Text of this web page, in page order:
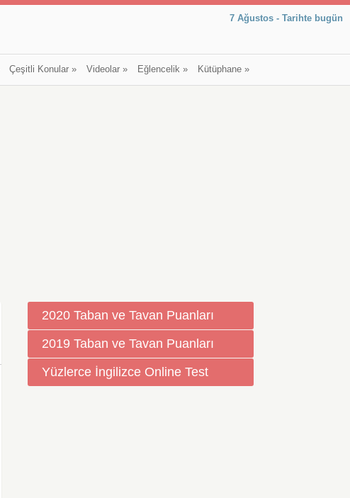
7 Ağustos - Tarihte bugün
Çeşitli Konular» Videolar» Eğlencelik» Kütüphane»
2020 Taban ve Tavan Puanları
2019 Taban ve Tavan Puanları
Yüzlerce İngilizce Online Test